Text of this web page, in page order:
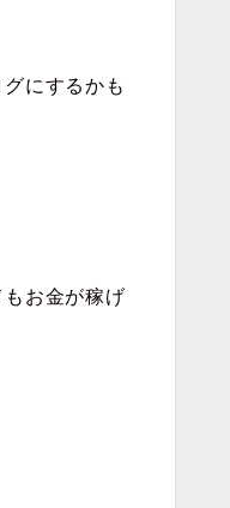
にするかも
お金が稼げ